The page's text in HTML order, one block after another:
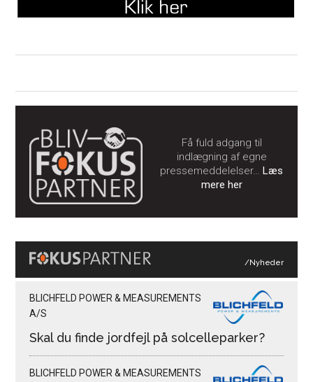
Få fuld adgang til
indlægning af egne
pressemeddelelser…Læs
mere her
/Nyheder
BLICHFELD POWER & MEASUREMENTS
A/S
Skal du finde jordfejl på solcelleparker?
BLICHFELD POWER & MEASUREMENTS